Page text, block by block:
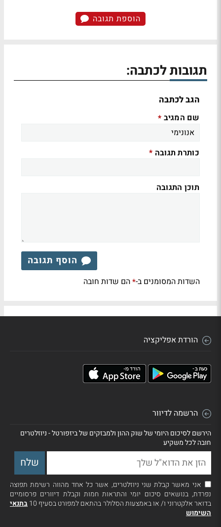
הוספת תגובה
תגובות לכתבה:
הגב לכתבה
שם המגיב *
כותרת תגובה *
תוכן התגובה
הוסף תגובה
השדות המסומנים ב-*הם שדות חובה
הורדת אפליקציה
הרשמה לדיוור
הירשם לסיכום היומי של שוק ההון ולמבזקים של ביזפורטל - ניוזלטרים
חובה לכל משקיע
אני מאשר קבלת שני ניוזלטרים, אשר כל אחד מהווה רשימת תפוצה
נפרדת, בנושאים סיכום יומי והתראות חמות וקבלת דיוורים פרסומיים
בדואר אלקטרוני ו/ או באמצעות הסלולר בהתאם למפורט בסעיף 10
בתנאי
השימוש